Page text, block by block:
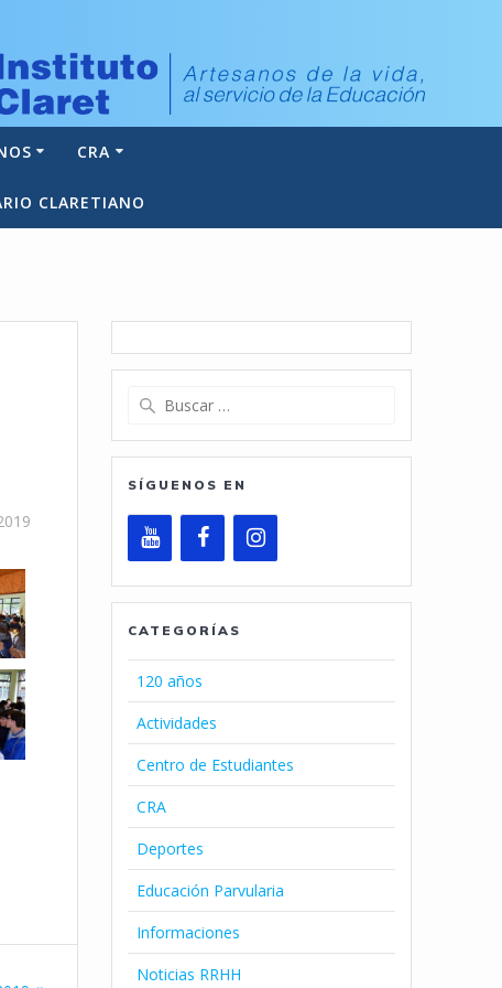
CRA
CLARETIANO
Buscar:
SÍGUENOS EN
CATEGORÍAS
120 años
Actividades
Centro de Estudiantes
CRA
Deportes
Educación Parvularia
Informaciones
Noticias RRHH